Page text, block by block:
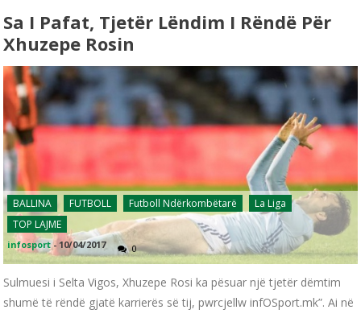
Sa I Pafat, Tjetër Lëndim I Rëndë Për
Xhuzepe Rosin
BALLINA FUTBOLL Futboll Ndërkombëtarë
La Liga
TOP LAJME
infosport - 10/04/2017 0
Sulmuesi i Selta Vigos, Xhuzepe Rosi ka pësuar një tjetër dëmtim
shumë të rëndë gjatë karrierës së tij, pwrcjellw infOSport.mk”. Ai në